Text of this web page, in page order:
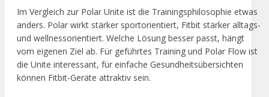
Im Vergleich zur Polar Unite ist die Trainingsphilosophie etwas
anders. Polar wirkt stärker sportorientiert, Fitbit stärker alltags-
und wellnessorientiert. Welche Lösung besser passt, hängt
vom eigenen Ziel ab. Für geführtes Training und Polar Flow ist
die Unite interessant, für einfache Gesundheitsübersichten
können Fitbit-Geräte attraktiv sein.